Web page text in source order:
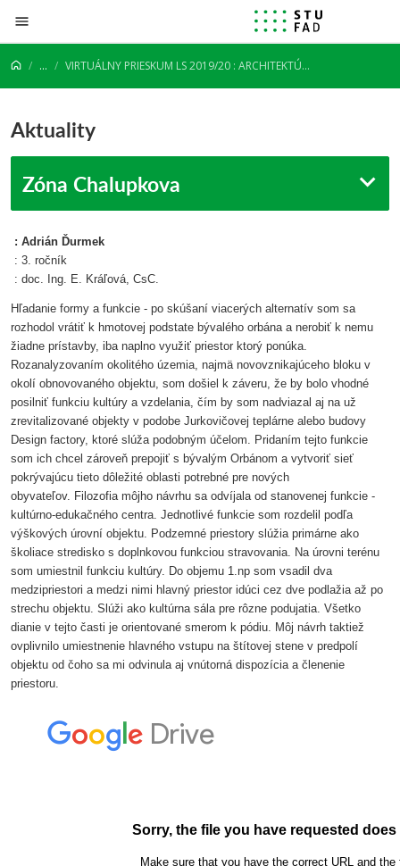
Prejsť na obsah
... VIRTUÁLNY PRIESKUM LS 2019/20 : ARCHITEKTÚRA : URBANIZMUS : 3. ROČNÍK
Aktuality
Zóna Chalupkova
: Adrián Ďurmek
: 3. ročník
: doc. Ing. E. Kráľová, CsC.
Hľadanie formy a funkcie - po skúšaní viacerých alternatív som sa
rozhodol vrátiť k hmotovej podstate bývalého orbána a nerobiť k nemu
žiadne prístavby, iba naplno využiť priestor ktorý ponúka.
Rozanalyzovaním okolitého územia, najmä novovznikajúceho bloku v
okolí obnovovaného objektu, som došiel k záveru, že by bolo vhodné
posilniť funkciu kultúry a vzdelania, čím by som nadviazal aj na už
zrevitalizované objekty v podobe Jurkovičovej teplárne alebo budovy
Design factory, ktoré slúža podobným účelom. Pridaním tejto funkcie
som ich chcel zároveň prepojiť s bývalým Orbánom a vytvoriť sieť
pokrývajúcu tieto dôležité oblasti potrebné pre nových
obyvateľov. Filozofia môjho návrhu sa odvíjala od stanovenej funkcie -
kultúrno-edukačného centra. Jednotlivé funkcie som rozdelil podľa
výškových úrovní objektu. Podzemné priestory slúžia primárne ako
školiace stredisko s doplnkovou funkciou stravovania. Na úrovni terénu
som umiestnil funkciu kultúry. Do objemu 1.np som vsadil dva
medzipriestori a medzi nimi hlavný priestor idúci cez dve podlažia až po
strechu objektu. Slúži ako kultúrna sála pre rôzne podujatia. Všetko
dianie v tejto časti je orientované smerom k pódiu. Môj návrh taktiež
ovplivnilo umiestnenie hlavného vstupu na štítovej stene v predpolí
objektu od čoho sa mi odvinula aj vnútorná dispozícia a členenie
priestoru.